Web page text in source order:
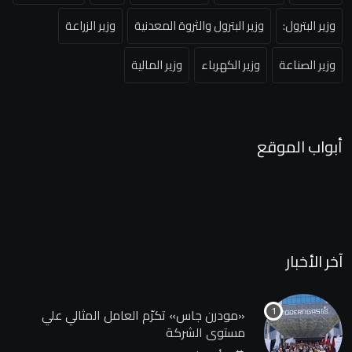
وزير البترول: وزير البترول والثروة المعدنية
وزير الزراعة
وزير الصناعة
وزير الكهرباء وزير المالية
أبواب الموقع
آخر الأخبار
«مودرن جاس» تكرّم العامل المثالي علي
مستوي الشركة